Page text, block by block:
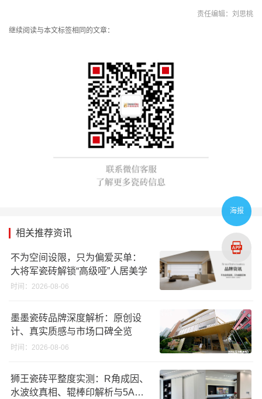
责任编辑：刘思桃
继续阅读与本文标签相同的文章：
相关推荐资讯
不为空间设限，只为偏爱买单：
大将军瓷砖解锁“高级哑”人居美学
时间：2026-08-06
墨墨瓷砖品牌深度解析：原创设
计、真实质感与市场口碑全览
时间：2026-08-06
狮王瓷砖平整度实测：R角成因、
水波纹真相、辊棒印解析与5A标
海报